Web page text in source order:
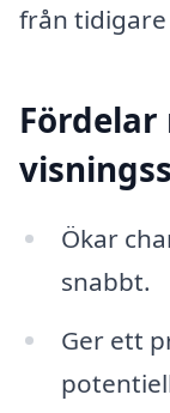
från tidigare
Fördelar
Ökar
snabbt.
Ger ett